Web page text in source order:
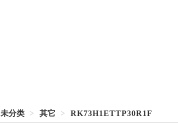
未分类 > 其它 > RK73H1ETTP30R1F